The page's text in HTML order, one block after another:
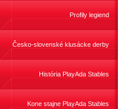
Profily legiend
Česko-slovenské klusácke derby
História PlayAda Stables
Kone stajne PlayAda Stables